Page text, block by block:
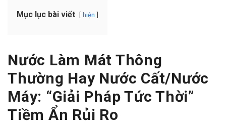
Mục lục bài viết hiện
Nước Làm Mát Thông
Thường Hay Nước Cất/Nước
Máy: “Giải Pháp Tức Thời”
Tiềm Ẩn Rủi Ro